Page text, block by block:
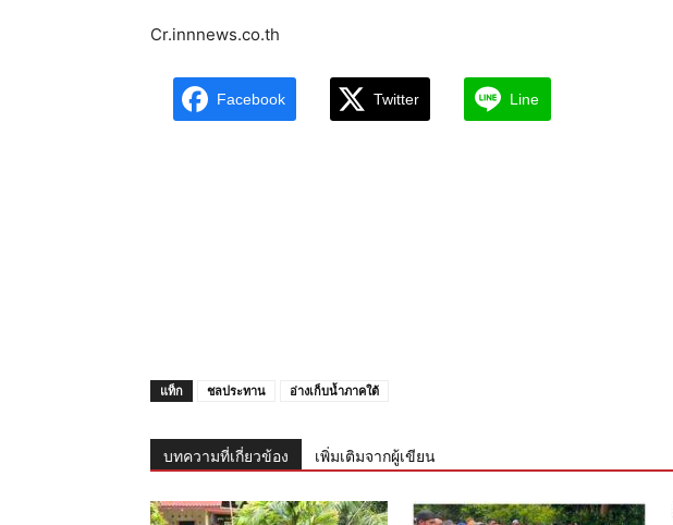
Cr.innnews.co.th
Facebook Twitter Line
แท็ก ชลประทาน อ่างเก็บน้ำภาคใต้
บทความที่เกี่ยวข้อง เพิ่มเติมจากผู้เขียน